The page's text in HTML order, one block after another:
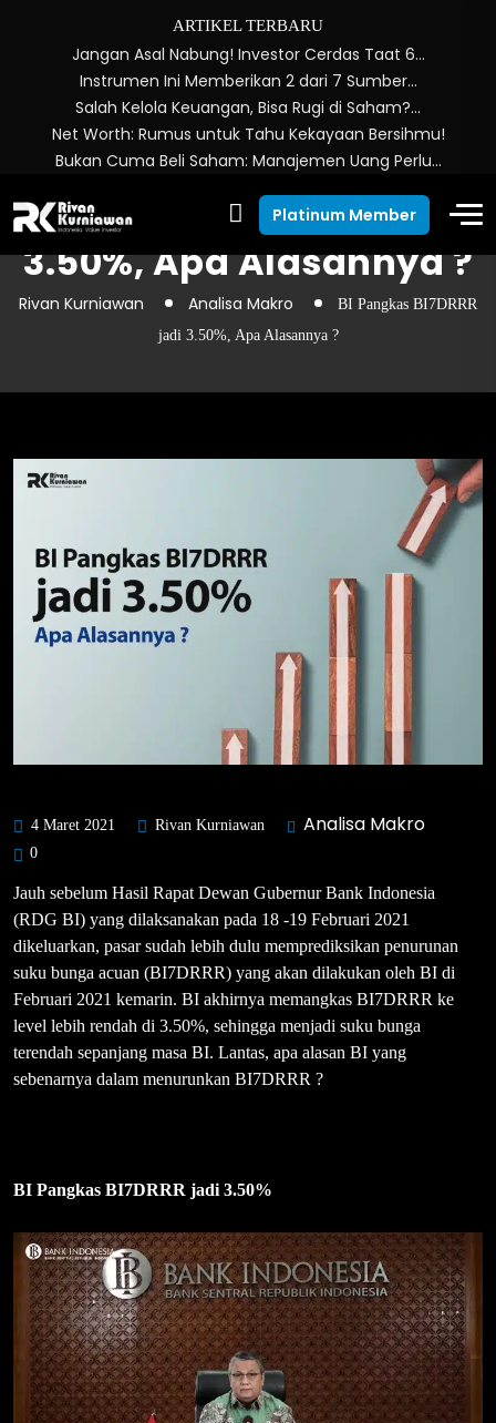
ARTIKEL TERBARU
Jangan Asal Nabung! Investor Cerdas Taat 6…
Instrumen Ini Memberikan 2 dari 7 Sumber…
Salah Kelola Keuangan, Bisa Rugi di Saham?…
Net Worth: Rumus untuk Tahu Kekayaan Bersihmu!
Bukan Cuma Beli Saham: Manajemen Uang Perlu…
Platinum Member
BI Pangkas BI7DRRR jadi
3.50%, Apa Alasannya ?
Rivan Kurniawan Analisa Makro
BI Pangkas BI7DRRR
jadi 3.50%, Apa Alasannya ?
4 Maret 2021 Rivan Kurniawan Analisa Makro
0
Jauh sebelum Hasil Rapat Dewan Gubernur Bank Indonesia
(RDG BI) yang dilaksanakan pada 18 -19 Februari 2021
dikeluarkan, pasar sudah lebih dulu memprediksikan penurunan
suku bunga acuan (BI7DRRR) yang akan dilakukan oleh BI di
Februari 2021 kemarin. BI akhirnya memangkas BI7DRRR ke
level lebih rendah di 3.50%, sehingga menjadi suku bunga
terendah sepanjang masa BI. Lantas, apa alasan BI yang
sebenarnya dalam menurunkan BI7DRRR ?
BI Pangkas BI7DRRR jadi 3.50%